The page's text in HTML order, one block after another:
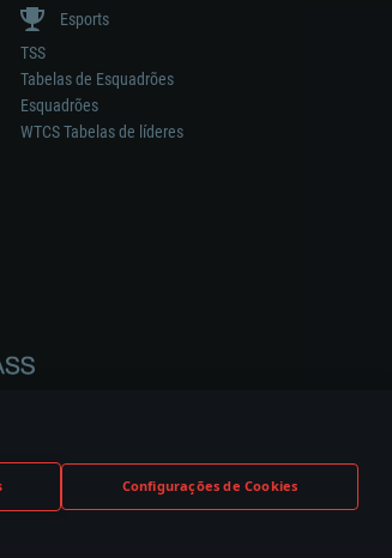
Configurações de Cookies
Esports
TSS
Tabelas de Esquadrões
Esquadrões
WTCS Tabelas de líderes